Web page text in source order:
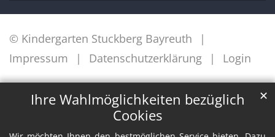
Ihre Wahlmöglichkeiten bezüglich
Cookies
✕
© Kindergarten Stuckberg Bayreuth
Impressum
Datenschutzerklärung Login